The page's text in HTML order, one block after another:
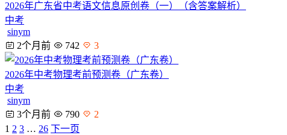
2026年广东省中考语文信息原创卷（一）（含答案解析）
中考
sinym
2个月前
742 3
2026年中考物理考前预测卷（广东卷）
中考
sinym
3个月前
790
2
1 2 3 … 26 下一页